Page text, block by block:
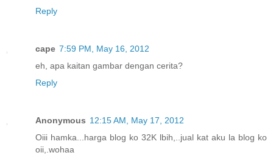
Reply
cape 7:59 PM, May 16, 2012
eh, apa kaitan gambar dengan cerita?
Reply
Anonymous 12:15 AM, May 17, 2012
Oiii hamka...harga blog ko 32K lbih,..jual kat aku la blog ko
oii,.wohaa